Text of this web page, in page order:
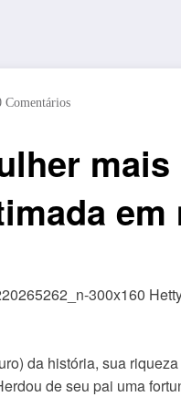
Comentários
da história, sua
de seu pai uma